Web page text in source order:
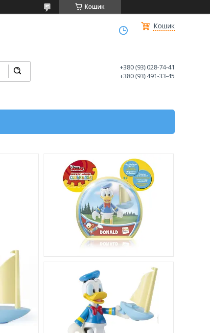
Кошик
Кошик
+380 (93) 028-74-41
+380 (93) 491-33-45